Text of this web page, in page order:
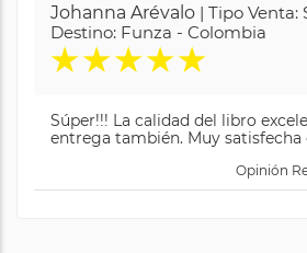
Johanna Arévalo | Tipo Venta:
Destino: Funza - Colombia
★★★★★
Súper!!! La calidad del libro
entrega también. Muy satisfecha
Opinión